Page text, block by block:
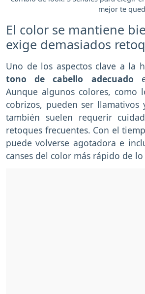
mejor te
El color se mantiene
exige demasiados
Uno de los aspectos clave a la
tono de cabello adecuado
Aunque algunos colores, como
cobrizos, pueden ser llamativos
también suelen requerir
retoques frecuentes. Con el
puede volverse agotadora e
canses del color más rápido de